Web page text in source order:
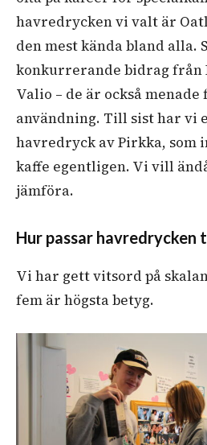
havredrycken vi valt är
den mest kända bland alla.
konkurrerande bidrag från
Valio – de är också
användning. Till sist har vi
havredryck av Pirkka, som
kaffe egentligen. Vi vill
jämföra.
Hur passar havredrycken
Vi har gett vitsord på
fem är högsta betyg.